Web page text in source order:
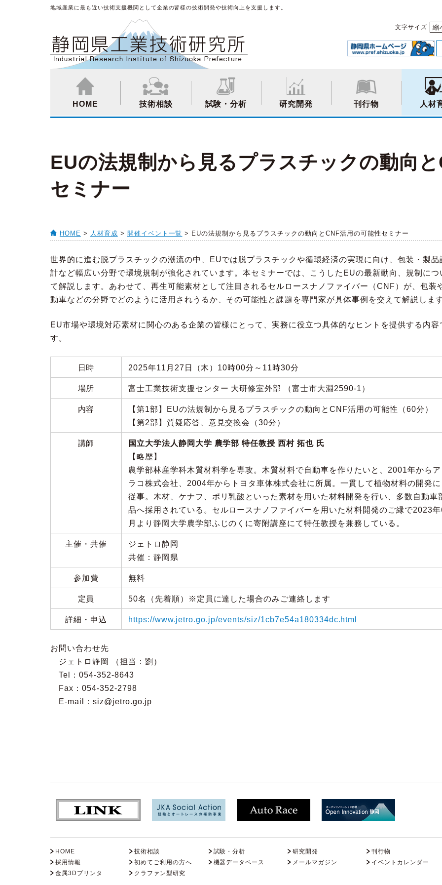
地域産業に最も近い技術支援機関として企業の皆様の技術開発や技術向上を支援します。
文字サイズ 縮
HOME 技術相談 試験・分析 研究開発 刊行物 人材
EUの法規制から見るプラスチックの動向
セミナー
HOME > 人材育成 > 開催イベント一覧 > EUの法規制から見るプラスチックの動向とCNF活用の可能性セミナー
世界的に進む脱プラスチックの潮流の中、EUでは脱プラスチックや循環経済の実現に向け、包装・製品
計など幅広い分野で環境規制が強化されています。本セミナーでは、こうしたEUの最新動向、規制につ
て解説します。あわせて、再生可能素材として注目されるセルロースナノファイバー（CNF）が、包装
動車などの分野でどのように活用されうるか、その可能性と課題を専門家が具体事例を交えて解説しま
EU市場や環境対応素材に関心のある企業の皆様にとって、実務に役立つ具体的なヒントを提供する内容
す。
日時 2025年11月27日（木）10時00分～11時30分
場所 富士工業技術支援センター 大研修室外部 （富士市大淵2590-1）
内容
【第1部】EUの法規制から見るプラスチックの動向とCNF活用の可能性（60分）
【第2部】質疑応答、意見交換会（30分）
講師
国立大学法人静岡大学 農学部 特任教授 西村 拓也 氏
【略歴】
農学部林産学科木質材料学を専攻。木質材料で自動車を作りたいと、2001年からア
ラコ株式会社、2004年からトヨタ車体株式会社に所属。一貫して植物材料の開発に
従事。木材、ケナフ、ポリ乳酸といった素材を用いた材料開発を行い、多数自動車
品へ採用されている。セルロースナノファイバーを用いた材料開発のご縁で2023
月より静岡大学農学部ふじのくに寄附講座にて特任教授を兼務している。
主催・共催
ジェトロ静岡
共催：静岡県
参加費 無料
定員 50名（先着順）※定員に達した場合のみご連絡します
詳細・申込 https://www.jetro.go.jp/events/siz/1cb7e54a180334dc.html
お問い合わせ先
ジェトロ静岡 （担当：劉）
Tel：054-352-8643
Fax：054-352-2798
E-mail：siz@jetro.go.jp
HOME 技術相談 試験・分析 研究開発
刊行物
採用情報
初めてご利用の方へ 機器データベース メールマガジン
イベントカレンダー
金属3Dプリンタ
クラファン型研究